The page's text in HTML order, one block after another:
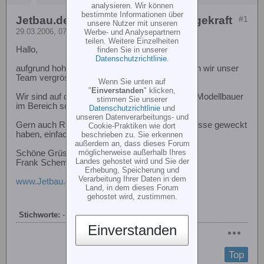
#1
Jetbau.de sucht erfahrene Montagekraft
29.03.2006, 07:58
Hallo,
aufgrund hohem Montageaufkommens, müssen wir unser
Team vergrössern.
Wir sind auf der Suche nach einem erfahrenen Modellbauer
im Bereich scale Helikopter, Jet und Turbine.
Gern auch Ruheständler. Sollten wir Dein Interesse geweckt
haben, einfach per e-Mail melden.
Schöne Grüsse aus Dortmund
Frank Schemmer
www.Jetbau.de
Stichworte: -
Top
analysieren. Wir können
bestimmte Informationen über
unsere Nutzer mit unseren
Werbe- und Analysepartnern
teilen. Weitere Einzelheiten
finden Sie in unserer
Datenschutzrichtlinie.
Wenn Sie unten auf
"Einverstanden" klicken,
stimmen Sie unserer
Datenschutzrichtlinie und
unseren Datenverarbeitungs- und
Cookie-Praktiken wie dort
beschrieben zu. Sie erkennen
außerdem an, dass dieses Forum
möglicherweise außerhalb Ihres
Landes gehostet wird und Sie der
Erhebung, Speicherung und
Verarbeitung Ihrer Daten in dem
Land, in dem dieses Forum
gehostet wird, zustimmen.
Einverstanden